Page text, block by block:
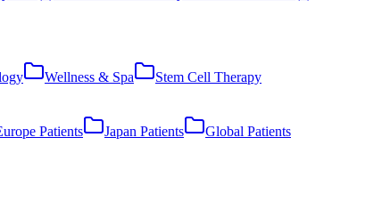
Wellness & Spa
Stem Cell Therapy
Patients Japan Patients
Global Patients